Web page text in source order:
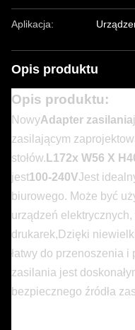
Aplikacja:
Opis produktu
Opis produktu:
NowyAdapter zasilania
zasilającym
stołów. L172x W56 X
jest100-240VJest
biurowego. Może być
urządzeń
drukarek,Dzięki
łatwy do przenoszenia
zasilania jest
bezpiecznego źródła